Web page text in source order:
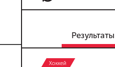
Результаты
Хоккей